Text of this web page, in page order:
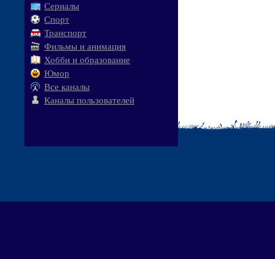
Сериалы
Спорт
Транспорт
Фильмы и анимация
Хобби и образование
Юмор
Все каналы
Каналы пользователей